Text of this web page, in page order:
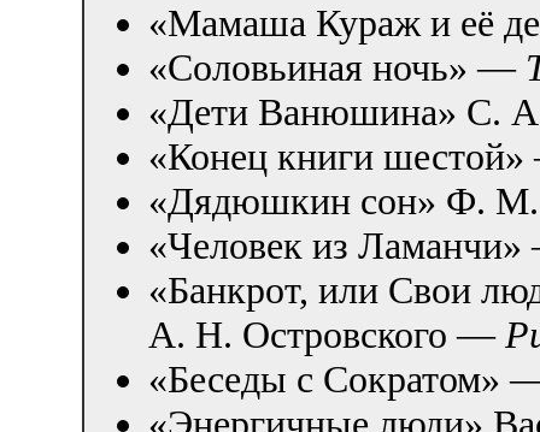
«Мамаша Кураж и её
«Соловьиная ночь» —
«Дети Ванюшина» С.
«Конец книги
«Дядюшкин сон» Ф.
«Человек из
«Банкрот, или Свои
А. Н. Островского —
«Беседы с Сократом»